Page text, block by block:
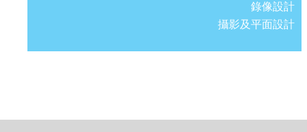
錄像設計
攝影及平面設計